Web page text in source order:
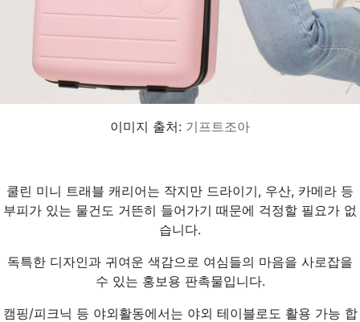
이미지 출처: 기프트조아
쿨린 미니 트래블 캐리어는 작지만 드라이기, 우산, 카메라 등
부피가 있는 물건도 거뜬히 들어가기 때문에 걱정할 필요가 없
습니다.
독특한 디자인과 귀여운 색감으로 여심들의 마음을 사로잡을
수 있는 홍보용 판촉물입니다.
캠핑/피크닉 등 야외활동에서는 야외 테이블로도 활용 가능 합